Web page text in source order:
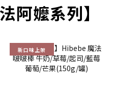
阿嬤系列】
新口味上架